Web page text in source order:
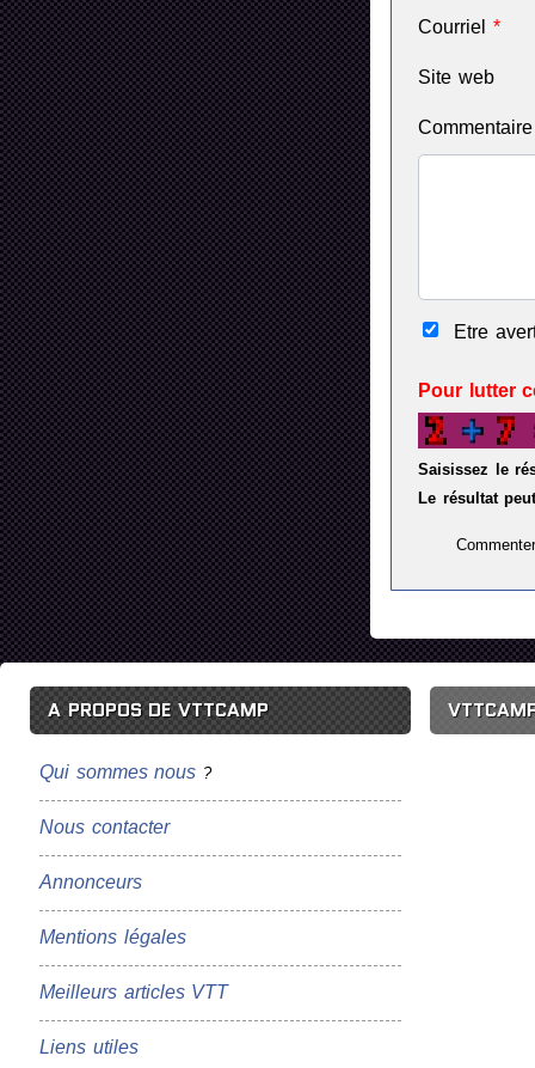
Courriel *
Site web
Etre
Pour lutter
Saisissez le
Le résultat
A PROPOS DE VTTCAMP
Qui sommes nous ?
Nous contacter
Annonceurs
Mentions légales
Meilleurs articles VTT
Liens utiles